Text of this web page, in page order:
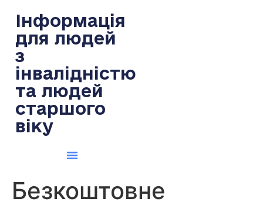
Інформація
для людей
з
інвалідністю
та людей
старшого
віку
Безкоштовне